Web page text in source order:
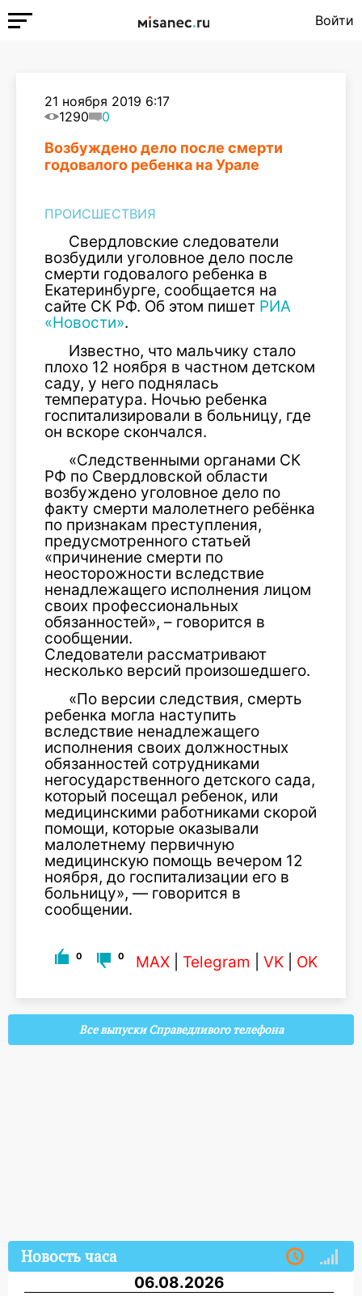
Войти
21 ноября 2019 6:17
1290
0
Возбуждено дело после смерти
годовалого ребенка на Урале
ПРОИСШЕСТВИЯ
Свердловские следователи
возбудили уголовное дело после
смерти годовалого ребенка в
Екатеринбурге, сообщается на
сайте СК РФ. Об этом пишет РИА
«Новости».
Известно, что мальчику стало
плохо 12 ноября в частном детском
саду, у него поднялась
температура. Ночью ребенка
госпитализировали в больницу, где
он вскоре скончался.
«Следственными органами СК
РФ по Свердловской области
возбуждено уголовное дело по
факту смерти малолетнего ребёнка
по признакам преступления,
предусмотренного статьей
«причинение смерти по
неосторожности вследствие
ненадлежащего исполнения лицом
своих профессиональных
обязанностей», – говорится в
сообщении.
Следователи рассматривают
несколько версий произошедшего.
«По версии следствия, смерть
ребенка могла наступить
вследствие ненадлежащего
исполнения своих должностных
обязанностей сотрудниками
негосударственного детского сада,
который посещал ребенок, или
медицинскими работниками скорой
помощи, которые оказывали
малолетнему первичную
медицинскую помощь вечером 12
ноября, до госпитализации его в
больницу», — говорится в
сообщении.
0 0 MAX Telegram VK OK
Все выпуски Справедливого телефона
Новость часа
06.08.2026